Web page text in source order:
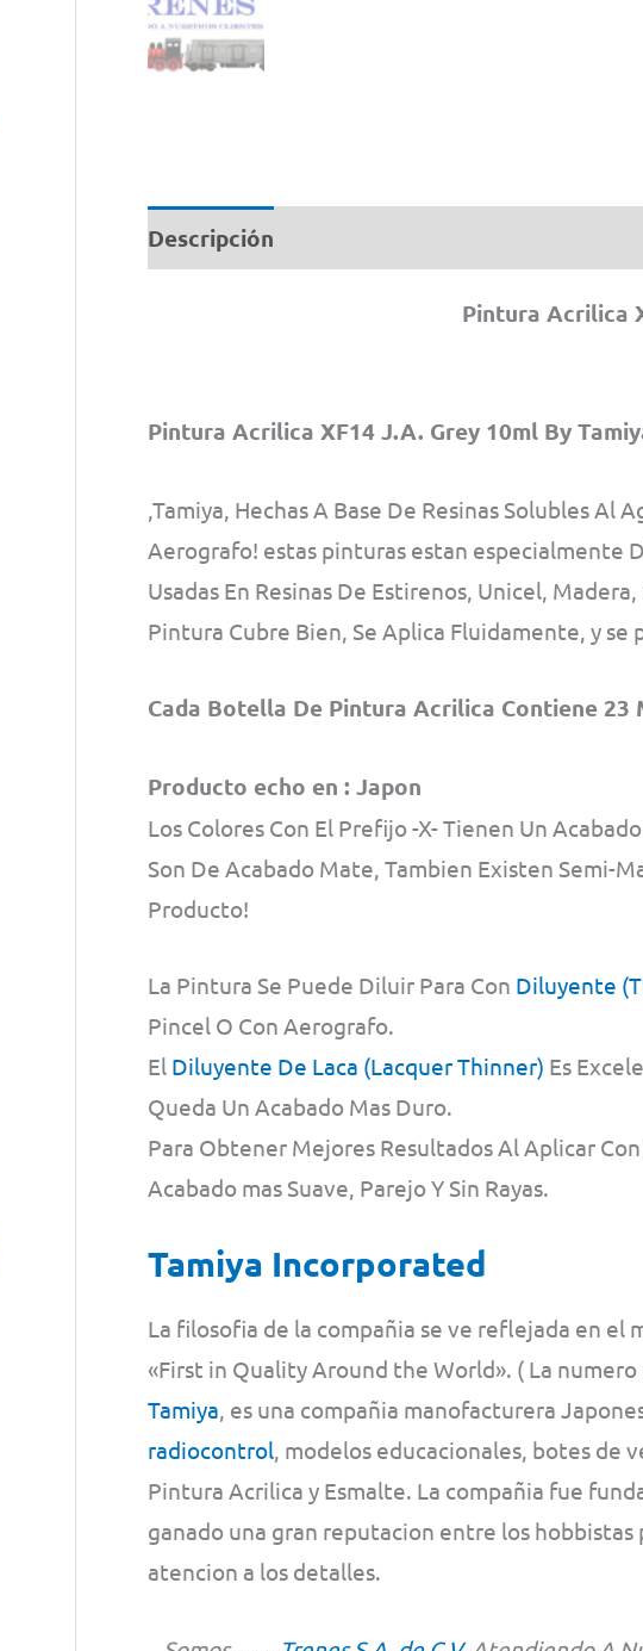
Descripción
Pintura Acrilica
Pintura Acrilica XF14 J.A. Grey 10ml By
,Tamiya, Hechas A Base De Resinas Solubles Al
Aerografo! estas pinturas estan especialmente
Usadas En Resinas De Estirenos, Unicel,
Pintura Cubre Bien, Se Aplica Fluidamente, y
Cada Botella De Pintura Acrilica Contiene 23
Producto echo en : Japon
Los Colores Con El Prefijo -X- Tienen Un
Son De Acabado Mate, Tambien Existen Semi-
Producto!
La Pintura Se Puede Diluir Para Con Diluyente
Pincel O Con Aerografo.
El Diluyente De Laca (Lacquer Thinner) Es
Queda Un Acabado Mas Duro.
Para Obtener Mejores Resultados Al Aplicar
Acabado mas Suave, Parejo Y Sin Rayas.
Tamiya Incorporated
La filosofia de la compañia se ve reflejada en el
«First in Quality Around the World». ( La
Tamiya, es una compañia manofacturera
radiocontrol, modelos educacionales, botes de
Pintura Acrilica y Esmalte. La compañia fue
ganado una gran reputacion entre los
atencion a los detalles.